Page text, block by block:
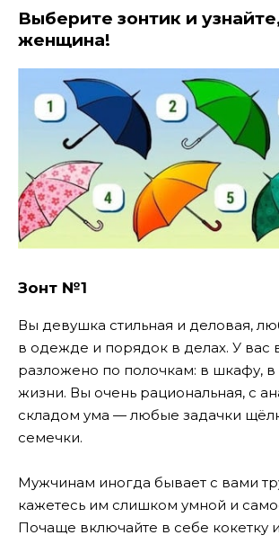
Выберите зонтик и
женщина!
Зонт №1
Вы девушка стильная и деловая,
в одежде и порядок в делах. У вас
разложено по полочкам: в шкафу, в
жизни. Вы очень рациональная, с
складом ума — любые задачки
семечки.
Мужчинам иногда бывает с вами
кажетесь им слишком умной и
Почаще включайте в себе кокетку